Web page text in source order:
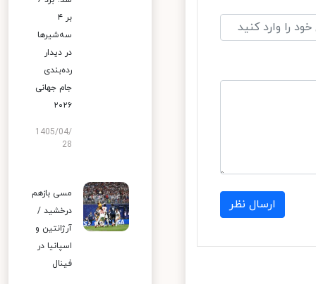
ارسال نظر
بر ۴
سه‌شیرها
در دیدار
رده‌بندی
جام جهانی
۲۰۲۶
1405/04/
28
مسی بازهم
درخشید /
آرژانتین و
اسپانیا در
فینال